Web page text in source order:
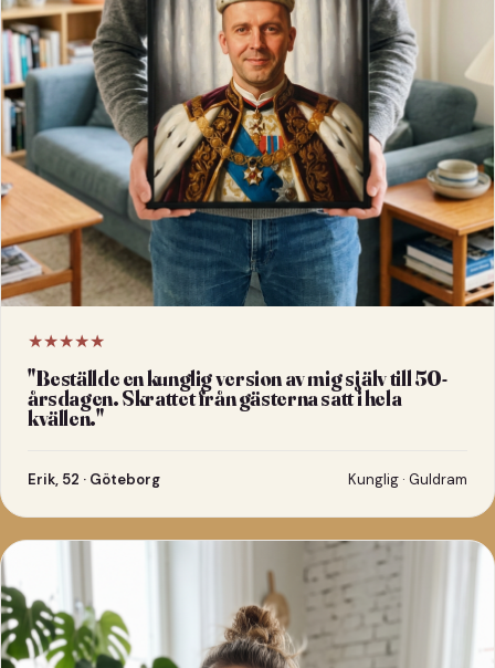
★★★★★
"Beställde en kunglig version av mig själv till 50-
årsdagen. Skrattet från gästerna satt i hela
kvällen."
Erik, 52 · Göteborg Kunglig · Guldram